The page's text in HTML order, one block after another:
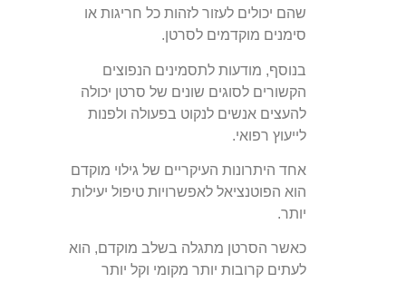
שהם יכולים לעזור לזהות כל חריגות או
סימנים מוקדמים לסרטן.
בנוסף, מודעות לתסמינים הנפוצים
הקשורים לסוגים שונים של סרטן יכולה
להעצים אנשים לנקוט בפעולה ולפנות
לייעוץ רפואי.
אחד היתרונות העיקריים של גילוי מוקדם
הוא הפוטנציאל לאפשרויות טיפול יעילות
יותר.
כאשר הסרטן מתגלה בשלב מוקדם, הוא
לעתים קרובות יותר מקומי וקל יותר